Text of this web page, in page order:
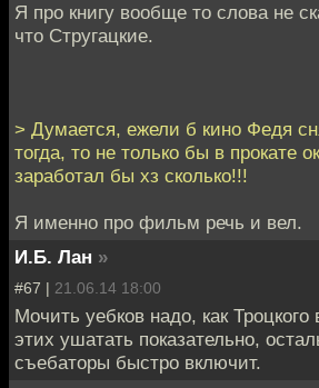
Я про книгу вообще то слова не
что Стругацкие.
> Думается, ежели б кино Федя
тогда, то не только бы в прокате
заработал бы хз сколько!!!
Я именно про фильм речь и вел.
И.Б. Лан »
#67 | 21.06.14 18:00
Мочить уебков надо, как
этих ушатать показательно,
съебаторы быстро включит.